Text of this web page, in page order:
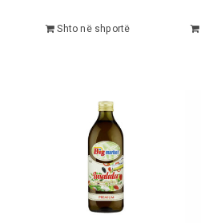
Shto në shportë